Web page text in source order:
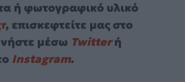
ή φωτογραφικό υλικό
, επισκεφτείτε μας στο
μέσω Twitterή
Instagram.